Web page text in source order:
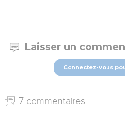
Laisser un
Connectez-vous
7 commentaires